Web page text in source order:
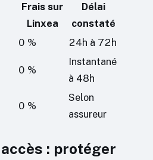
Frais sur
Linxea
Délai
constaté
0 % 24h à 72h
0 %
Instantané
à 48h
0 %
Selon
assureur
: protéger